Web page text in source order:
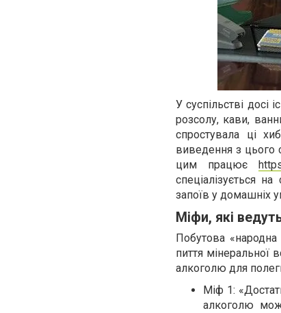
У суспільстві
розсолу, кави,
спростувала ці
виведення з цього
цим працює
спеціалізується
запоїв у домашніх
Міфи, які
Побутова «народна
пиття мінеральної
алкоголю для
Міф 1:
алкоголю